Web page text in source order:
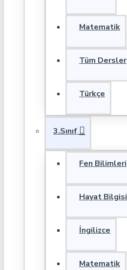
Matematik
Tüm Dersler
Türkçe
3.Sınıf
Fen Bilimleri
Hayat Bilgisi
İngilizce
Matematik